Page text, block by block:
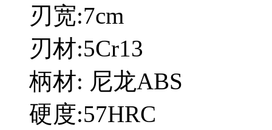
刃宽:7cm
刃材:5Cr13
柄材: 尼龙ABS
硬度:57HRC